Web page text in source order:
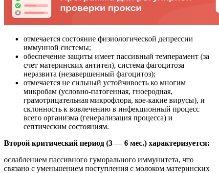
отмечается состояние физиологической депрессии
иммунной системы;
обеспечение защиты имеет пассивный темперамент (за
счет материнских антител), система фагоцитоза
неразвита (незавершенный фагоцитоз);
отмечается не сильный устойчивость ко многим
микробам (условно-патогенная, гноеродная,
грамотрицательная микрофлора, кое-какие вирусы), и
склонность к вовлечению в инфекционный процесс
всего организма (генерализация процесса) и
септическим состояниям.
Второй критический период (3 — 6 мес.) характеризуется:
ослаблением пассивного гуморального иммунитета, что
связано с уменьшением поступления с молоком материнских